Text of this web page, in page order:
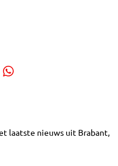
laatste nieuws uit Brabant,